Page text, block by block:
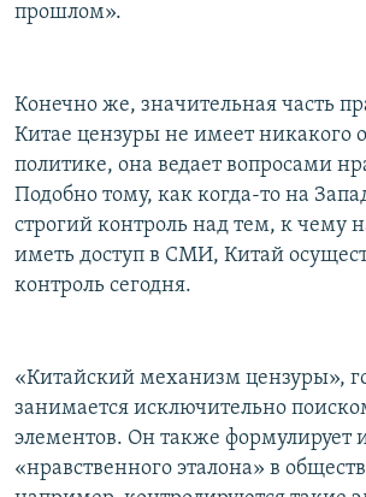
прошлом».
Конечно же, значительная часть
Китае цензуры не имеет никакого
политике, она ведает вопросами
Подобно тому, как когда-то на
строгий контроль над тем, к чему
иметь доступ в СМИ, Китай
контроль сегодня.
«Китайский механизм цензуры»,
занимается исключительно
элементов. Он также формулирует
«нравственного эталона» в